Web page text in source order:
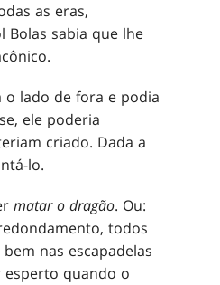
as eras,
Bolas sabia que lhe
o lado de fora e podia
ele poderia
criado. Dada a
lo.
matar o dragão. Ou:
todos
nas escapadelas
esperto quando o